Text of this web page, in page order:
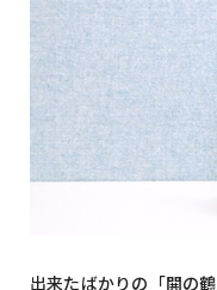
出来たばかりの「閧の